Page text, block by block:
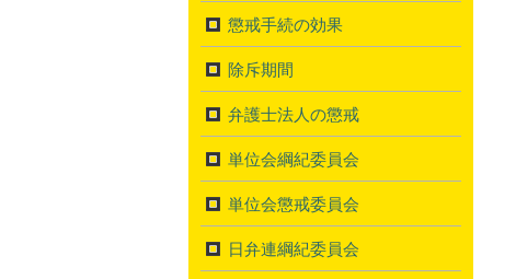
懲戒手続の効果
除斥期間
弁護士法人の懲戒
単位会綱紀委員会
単位会懲戒委員会
日弁連綱紀委員会